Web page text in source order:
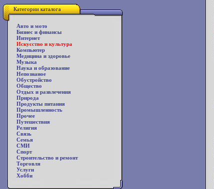
Категории каталога
Авто и мото
Бизнес и финансы
Интернет
Искусство и культура
Компьютер
Медицина и здоровье
Музыка
Наука и образование
Непознаное
Обустройство
Общество
Отдых и развлечения
Природа
Продукты питания
Промышленность
Прочее
Путешествия
Религия
Связь
Семья
СМИ
Спорт
Строительство и ремонт
Торговля
Услуги
Хобби